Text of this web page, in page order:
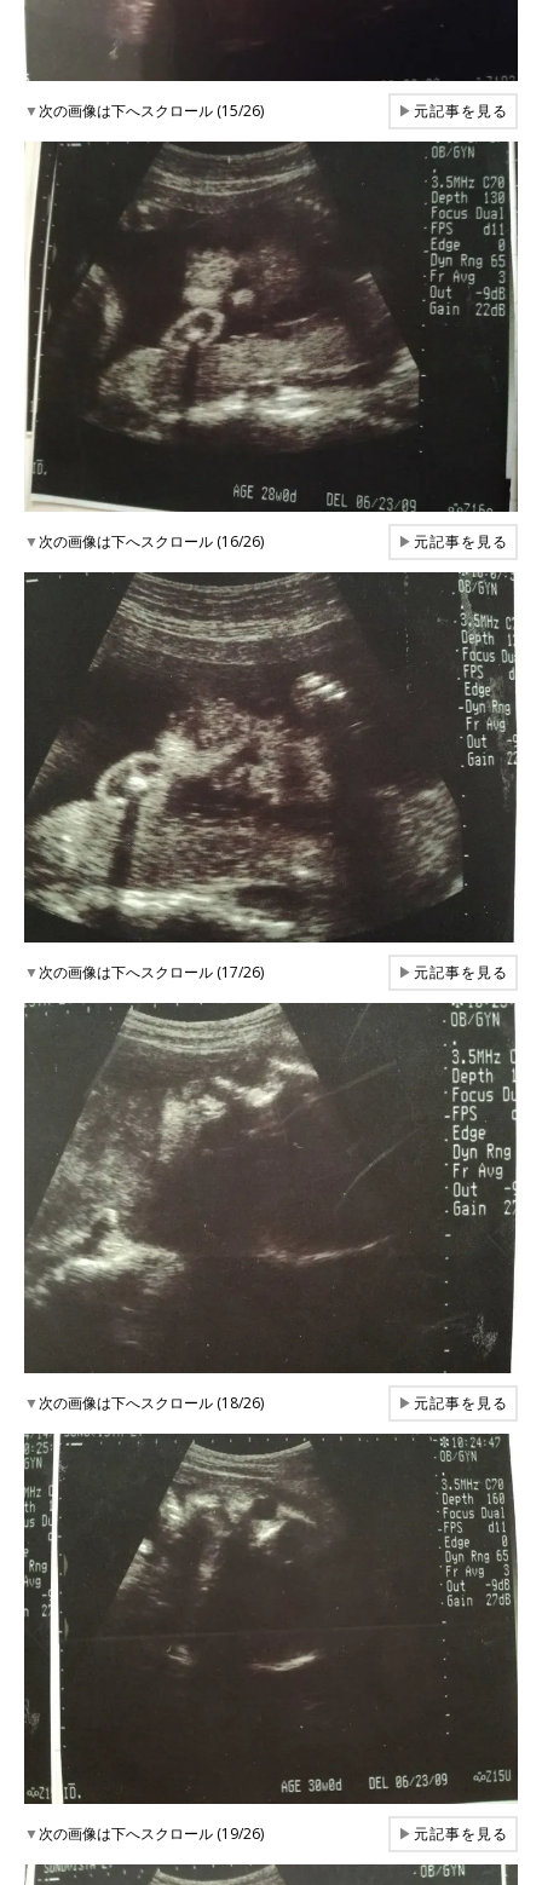
▼次の画像は下へスクロール (15/26) ▶元記事を見る
▼次の画像は下へスクロール (16/26) ▶元記事を見る
▼次の画像は下へスクロール (17/26) ▶元記事を見る
▼次の画像は下へスクロール (18/26) ▶元記事を見る
▼次の画像は下へスクロール (19/26) ▶元記事を見る